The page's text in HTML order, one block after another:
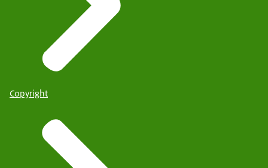
Copyright